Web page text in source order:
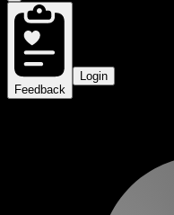
Feedback
Login